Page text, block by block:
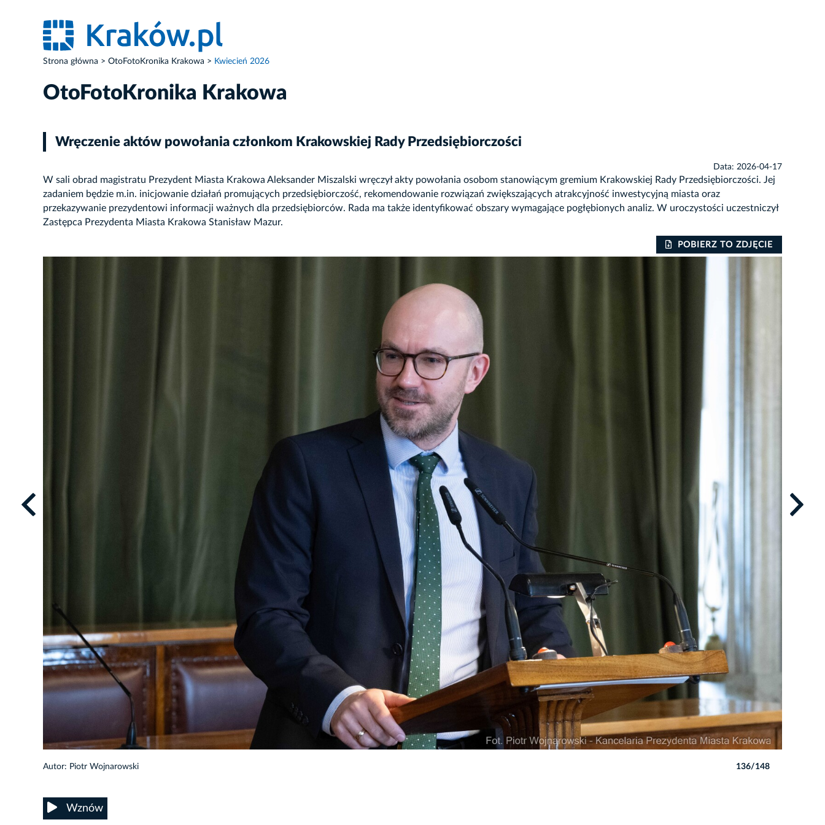
Strona główna OtoFotoKronika Krakowa Kwiecień 2026
OtoFotoKronika Krakowa
Wręczenie aktów powołania członkom Krakowskiej Rady Przedsiębiorczości
Data: 2026-04-17
W sali obrad magistratu Prezydent Miasta Krakowa Aleksander Miszalski wręczył akty powołania osobom stanowiącym gremium Krakowskiej Rady Przedsiębiorczości. Jej
zadaniem będzie m.in. inicjowanie działań promujących przedsiębiorczość, rekomendowanie rozwiązań zwiększających atrakcyjność inwestycyjną miasta oraz
przekazywanie prezydentowi informacji ważnych dla przedsiębiorców. Rada ma także identyfikować obszary wymagające pogłębionych analiz. W uroczystości uczestniczył
Zastępca Prezydenta Miasta Krakowa Stanisław Mazur.
POBIERZ TO ZDJĘCIE
Autor: Piotr Wojnarowski 136/148
Wznów